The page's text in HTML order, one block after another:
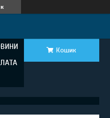
Кошик